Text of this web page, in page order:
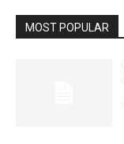
MOST POPULAR